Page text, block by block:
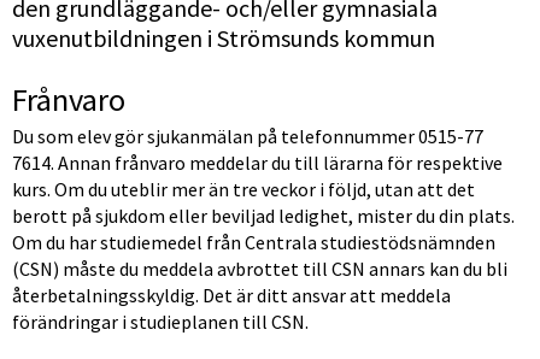
den grundläggande- och/eller gymnasiala
vuxenutbildningen i Strömsunds kommun
Frånvaro
Du som elev gör sjukanmälan på telefonnummer 0515-77
7614. Annan frånvaro meddelar du till lärarna för respektive
kurs. Om du uteblir mer än tre veckor i följd, utan att det
berott på sjukdom eller beviljad ledighet, mister du din plats.
Om du har studiemedel från Centrala studiestödsnämnden
(CSN) måste du meddela avbrottet till CSN annars kan du bli
återbetalningsskyldig. Det är ditt ansvar att meddela
förändringar i studieplanen till CSN.